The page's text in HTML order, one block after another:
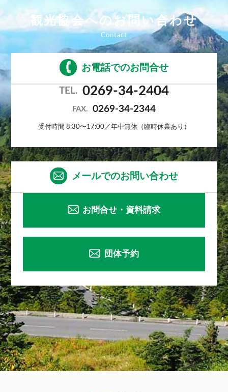
観光協会へのお問い合わせ
お電話でのお問合せ
TEL. 0269-34-2404
FAX. 0269-34-2344
受付時間 8:30〜17:00／年中無休（臨時休業あり）
メールでのお問い合わせ
お問合せ・資料請求
団体予約